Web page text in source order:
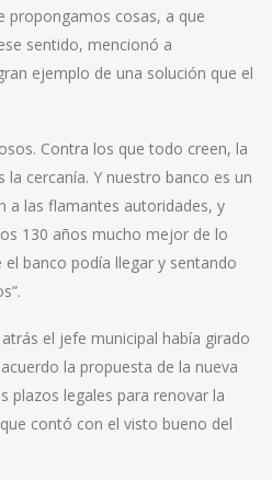
propongamos cosas, a que
sentido, mencionó a
ejemplo de una solución que el
Contra los que todo creen, la
la cercanía. Y nuestro banco es un
a las flamantes autoridades, y
130 años mucho mejor de lo
banco podía llegar y sentando
el jefe municipal había girado
la propuesta de la nueva
plazos legales para renovar la
contó con el visto bueno del